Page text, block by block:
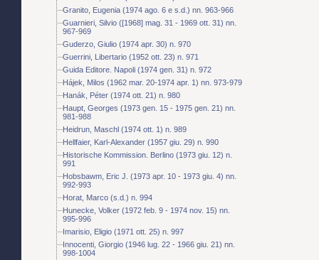
Granito, Eugenia (1974 ago. 6 e s.d.) nn. 963-966
Guarnieri, Silvio ([1968] mag. 31 - 1969 ott. 31) nn.
967-969
Guderzo, Giulio (1974 apr. 30) n. 970
Guerrini, Libertario (1952 ott. 23) n. 971
Guida Editore. Napoli (1974 gen. 31) n. 972
Hájek, Milos (1962 mar. 20-1974 apr. 1) nn. 973-979
Hanák, Péter (1974 ott. 21) n. 980
Haupt, Georges (1973 gen. 15 - 1975 gen. 21) nn.
981-988
Heidrun, Maschl (1974 ott. 1) n. 989
Hellfaier, Karl-Alexander (1957 giu. 29) n. 990
Historische Kommission. Berlino (1973 giu. 12) n.
991
Hobsbawm, Eric J. (1973 apr. 10 - 1973 giu. 4) nn.
992-993
Horat, Marco (s.d.) n. 994
Hunecke, Volker (1972 feb. 9 - 1974 nov. 15) nn.
995-996
Imarisio, Eligio (1971 ott. 25) n. 997
Innocenti, Giorgio (1946 lug. 22 - 1966 giu. 21) nn.
998-1004